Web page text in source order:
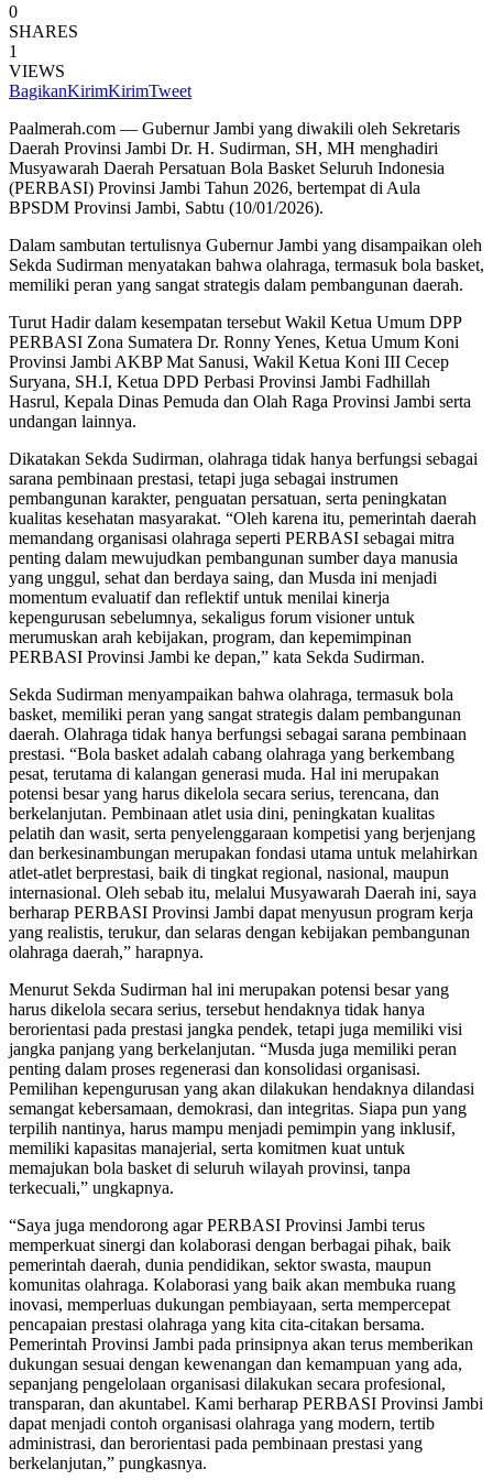
0
SHARES
1
VIEWS
BagikanKirimKirimTweet
Paalmerah.com — Gubernur Jambi yang diwakili oleh Sekretaris
Daerah Provinsi Jambi Dr. H. Sudirman, SH, MH menghadiri
Musyawarah Daerah Persatuan Bola Basket Seluruh Indonesia
(PERBASI) Provinsi Jambi Tahun 2026, bertempat di Aula
BPSDM Provinsi Jambi, Sabtu (10/01/2026).
Dalam sambutan tertulisnya Gubernur Jambi yang disampaikan oleh
Sekda Sudirman menyatakan bahwa olahraga, termasuk bola basket,
memiliki peran yang sangat strategis dalam pembangunan daerah.
Turut Hadir dalam kesempatan tersebut Wakil Ketua Umum DPP
PERBASI Zona Sumatera Dr. Ronny Yenes, Ketua Umum Koni
Provinsi Jambi AKBP Mat Sanusi, Wakil Ketua Koni III Cecep
Suryana, SH.I, Ketua DPD Perbasi Provinsi Jambi Fadhillah
Hasrul, Kepala Dinas Pemuda dan Olah Raga Provinsi Jambi serta
undangan lainnya.
Dikatakan Sekda Sudirman, olahraga tidak hanya berfungsi sebagai
sarana pembinaan prestasi, tetapi juga sebagai instrumen
pembangunan karakter, penguatan persatuan, serta peningkatan
kualitas kesehatan masyarakat. “Oleh karena itu, pemerintah daerah
memandang organisasi olahraga seperti PERBASI sebagai mitra
penting dalam mewujudkan pembangunan sumber daya manusia
yang unggul, sehat dan berdaya saing, dan Musda ini menjadi
momentum evaluatif dan reflektif untuk menilai kinerja
kepengurusan sebelumnya, sekaligus forum visioner untuk
merumuskan arah kebijakan, program, dan kepemimpinan
PERBASI Provinsi Jambi ke depan,” kata Sekda Sudirman.
Sekda Sudirman menyampaikan bahwa olahraga, termasuk bola
basket, memiliki peran yang sangat strategis dalam pembangunan
daerah. Olahraga tidak hanya berfungsi sebagai sarana pembinaan
prestasi. “Bola basket adalah cabang olahraga yang berkembang
pesat, terutama di kalangan generasi muda. Hal ini merupakan
potensi besar yang harus dikelola secara serius, terencana, dan
berkelanjutan. Pembinaan atlet usia dini, peningkatan kualitas
pelatih dan wasit, serta penyelenggaraan kompetisi yang berjenjang
dan berkesinambungan merupakan fondasi utama untuk melahirkan
atlet-atlet berprestasi, baik di tingkat regional, nasional, maupun
internasional. Oleh sebab itu, melalui Musyawarah Daerah ini, saya
berharap PERBASI Provinsi Jambi dapat menyusun program kerja
yang realistis, terukur, dan selaras dengan kebijakan pembangunan
olahraga daerah,” harapnya.
Menurut Sekda Sudirman hal ini merupakan potensi besar yang
harus dikelola secara serius, tersebut hendaknya tidak hanya
berorientasi pada prestasi jangka pendek, tetapi juga memiliki visi
jangka panjang yang berkelanjutan. “Musda juga memiliki peran
penting dalam proses regenerasi dan konsolidasi organisasi.
Pemilihan kepengurusan yang akan dilakukan hendaknya dilandasi
semangat kebersamaan, demokrasi, dan integritas. Siapa pun yang
terpilih nantinya, harus mampu menjadi pemimpin yang inklusif,
memiliki kapasitas manajerial, serta komitmen kuat untuk
memajukan bola basket di seluruh wilayah provinsi, tanpa
terkecuali,” ungkapnya.
“Saya juga mendorong agar PERBASI Provinsi Jambi terus
memperkuat sinergi dan kolaborasi dengan berbagai pihak, baik
pemerintah daerah, dunia pendidikan, sektor swasta, maupun
komunitas olahraga. Kolaborasi yang baik akan membuka ruang
inovasi, memperluas dukungan pembiayaan, serta mempercepat
pencapaian prestasi olahraga yang kita cita-citakan bersama.
Pemerintah Provinsi Jambi pada prinsipnya akan terus memberikan
dukungan sesuai dengan kewenangan dan kemampuan yang ada,
sepanjang pengelolaan organisasi dilakukan secara profesional,
transparan, dan akuntabel. Kami berharap PERBASI Provinsi Jambi
dapat menjadi contoh organisasi olahraga yang modern, tertib
administrasi, dan berorientasi pada pembinaan prestasi yang
berkelanjutan,” pungkasnya.